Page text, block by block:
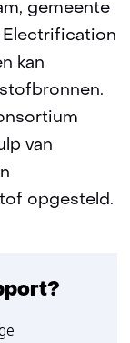
gemeente
Electrification
kan
van
opgesteld.